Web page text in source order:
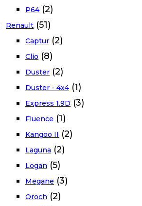
P64 (2)
Renault (51)
Captur (2)
Clio (8)
Duster (2)
Duster - 4x4 (1)
Express 1.9D (3)
Fluence (1)
Kangoo II (2)
Laguna (2)
Logan (5)
Megane (3)
Oroch (2)